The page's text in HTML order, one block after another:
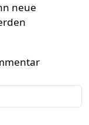
neue